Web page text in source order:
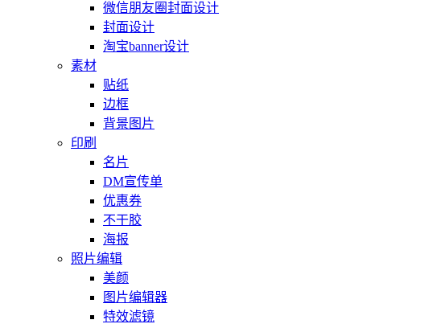
微信朋友圈封面设计
封面设计
淘宝banner设计
素材
贴纸
边框
背景图片
印刷
名片
DM宣传单
优惠券
不干胶
海报
照片编辑
美颜
图片编辑器
特效滤镜